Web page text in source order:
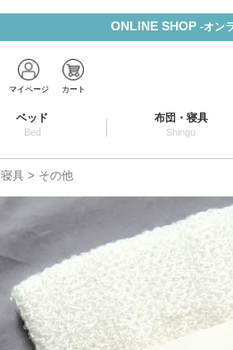
ONLINE SHOP -オン
マイページ カート
ベッド
Bed
布団・寝具
Shingu
寝具 その他